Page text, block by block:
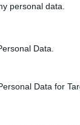
personal data.
Data.
Data for